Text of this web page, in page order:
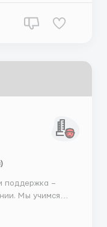
поддержка –
Мы учимся